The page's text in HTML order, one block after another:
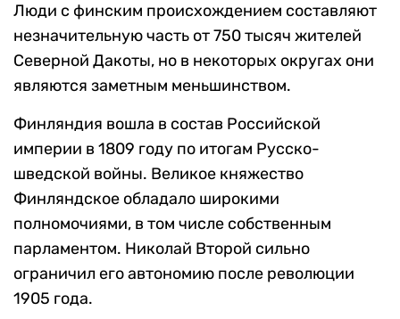
Люди с финским происхождением составляют
незначительную часть от 750 тысяч жителей
Северной Дакоты, но в некоторых округах они
являются заметным меньшинством.
Финляндия вошла в состав Российской
империи в 1809 году по итогам Русско-
шведской войны. Великое княжество
Финляндское обладало широкими
полномочиями, в том числе собственным
парламентом. Николай Второй сильно
ограничил его автономию после революции
1905 года.